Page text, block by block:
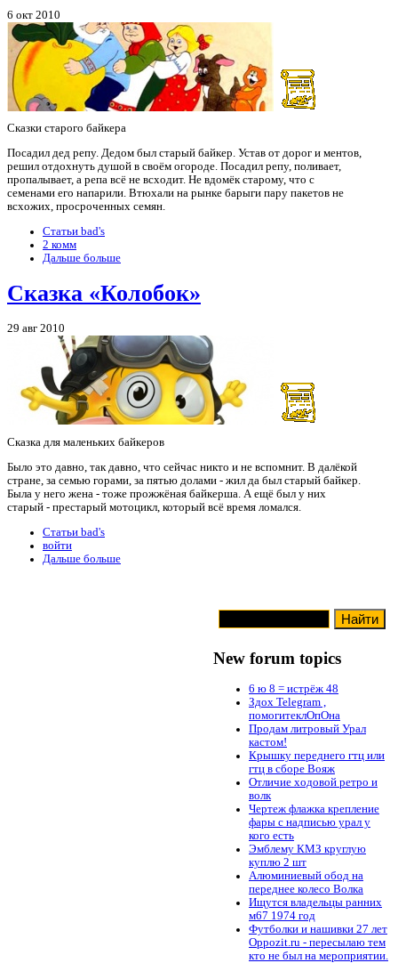
6 окт 2010
Сказки старого байкера
Посадил дед репу. Дедом был старый байкер. Устав от дорог и ментов,
решил отдохнуть душой в своём огороде. Посадил репу, поливает,
пропалывает, а репа всё не всходит. Не вдомёк старому, что с
семенами его напарили. Втюхали на рынке барыги пару пакетов не
всхожих, просроченных семян.
Статьи bad's
2 комм
Дальше больше
Сказка «Колобок»
29 авг 2010
Сказка для маленьких байкеров
Было это давно, так давно, что сейчас никто и не вспомнит. В далёкой
стране, за семью горами, за пятью долами - жил да был старый байкер.
Была у него жена - тоже прожжёная байкерша. А ещё был у них
старый - престарый мотоцикл, который всё время ломался.
Статьи bad's
войти
Дальше больше
New forum topics
6 ю 8 = истрёж 48
Здох Telegram ,
помогитеклОпОна
Продам литровый Урал
кастом!
Крышку переднего гтц или
гтц в сборе Вояж
Отличие ходовой ретро и
волк
Чертеж флажка крепление
фары с надписью урал у
кого есть
Эмблему КМЗ круглую
куплю 2 шт
Алюминиевый обод на
переднее колесо Волка
Ищутся владельцы ранних
м67 1974 год
Футболки и нашивки 27 лет
Oppozit.ru - пересылаю тем
кто не был на мероприятии.